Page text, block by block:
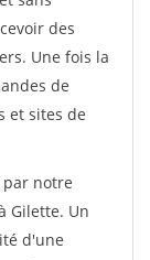
des
Une fois la
de
et sites de
par notre
Gilette. Un
d'une